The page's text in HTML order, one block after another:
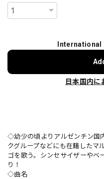
International
日本国内に
◇幼少の頃よりアルゼンチン国
クグループなどにも在籍したマ
ゴを歌う。シンセサイザーやベ
り！
◇曲名